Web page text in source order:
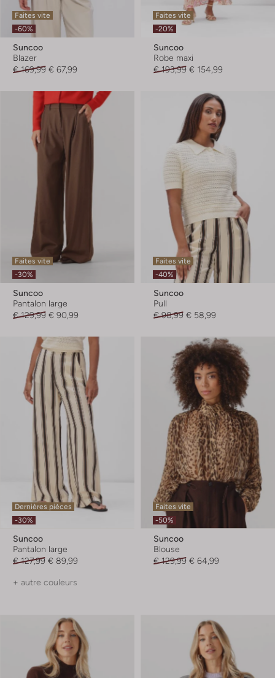
Faites vite
-60%
Suncoo
Blazer
€ 169,99 € 67,99
Faites vite
-20%
Suncoo
Robe maxi
€ 193,99 € 154,99
Faites vite
-30%
Suncoo
Pantalon large
€ 129,99 € 90,99
Faites vite
-40%
Suncoo
Pull
€ 98,99 € 58,99
Dernières pièces
-30%
Suncoo
Pantalon large
€ 127,99 € 89,99
+ autre couleurs
Faites vite
-50%
Suncoo
Blouse
€ 129,99 € 64,99